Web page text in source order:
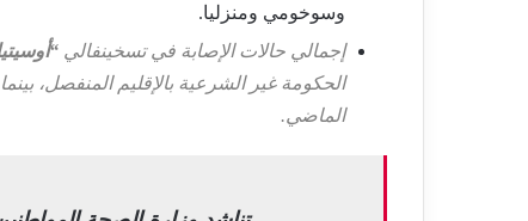
وسوخومي ومنزليا.
إجمالي حالات الإصابة في تسخينفالي “
الماضي.